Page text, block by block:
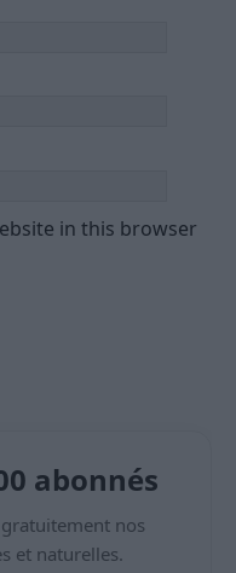
in this browser
abonnés
nos
et naturelles.